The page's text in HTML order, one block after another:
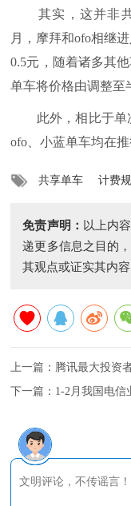
其实，这并非共
月，摩拜和ofo相继
0.5元，随着诸多其
单车将价格由调整至
此外，相比于单次
ofo、小蓝单车均在推
共享单车 计费
免责声明： 以上内
递更多信息之目的
其观点或证实其内
上一篇： 腾讯最大投资
下一篇： 1-2月我国电信